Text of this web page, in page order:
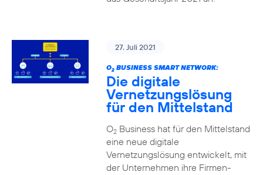
27. Juli 2021
O2BUSINESS SMART NETWORK:
Die digitale
Vernetzungslösung
für den Mittelstand
O2Business hat für den Mittelstand
eine neue digitale
Vernetzungslösung entwickelt, mit
der Unternehmen ihre Firmen-